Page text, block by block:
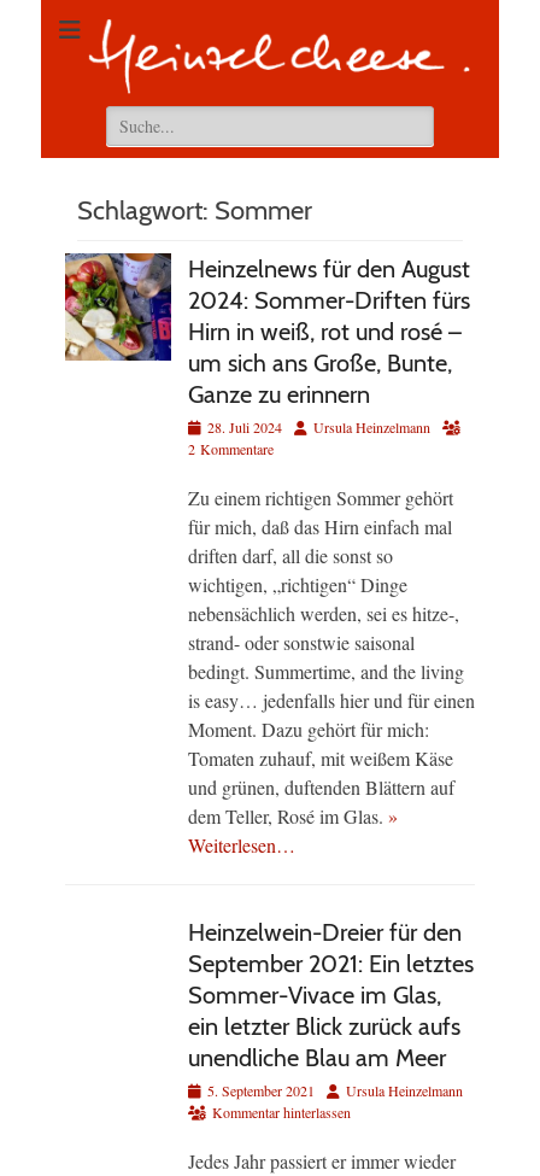
Suchen
nach:
Schlagwort: Sommer
Heinzelnews für den August
2024: Sommer-Driften fürs
Hirn in weiß, rot und rosé –
um sich ans Große, Bunte,
Ganze zu erinnern
Veröffentlicht
am
28. Juli 2024 AutorUrsula Heinzelmann
2 Kommentare
Zu einem richtigen Sommer gehört
für mich, daß das Hirn einfach mal
driften darf, all die sonst so
wichtigen, „richtigen“ Dinge
nebensächlich werden, sei es hitze-,
strand- oder sonstwie saisonal
bedingt. Summertime, and the living
is easy… jedenfalls hier und für einen
Moment. Dazu gehört für mich:
Tomaten zuhauf, mit weißem Käse
und grünen, duftenden Blättern auf
dem Teller, Rosé im Glas. »
Weiterlesen…
Heinzelwein-Dreier für den
September 2021: Ein letztes
Sommer-Vivace im Glas,
ein letzter Blick zurück aufs
unendliche Blau am Meer
Veröffentlicht
am
5. September 2021 AutorUrsula Heinzelmann
Kommentar hinterlassen
Jedes Jahr passiert er immer wieder